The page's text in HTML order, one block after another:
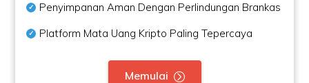
Penyimpanan Aman Dengan Perlindungan Brankas
Platform Mata Uang Kripto Paling Tepercaya
Memulai